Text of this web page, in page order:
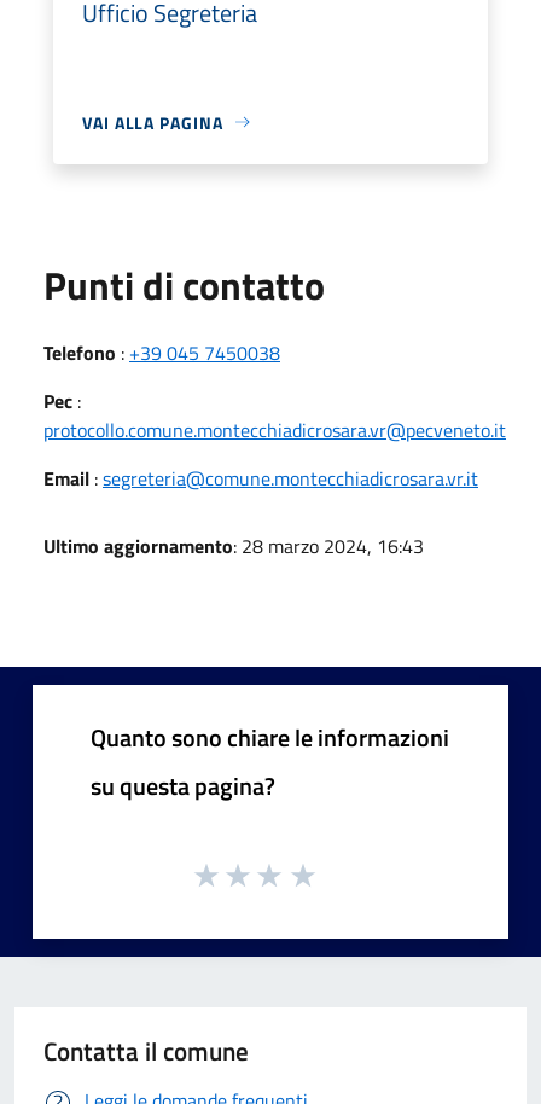
Ufficio Segreteria
VAI ALLA PAGINA
Punti di contatto
Telefono : +39 045 7450038
Pec :
protocollo.comune.montecchiadicrosara.vr@pecveneto.it
Email :segreteria@comune.montecchiadicrosara.vr.it
Ultimo aggiornamento: 28 marzo 2024, 16:43
Quanto sono chiare le informazioni
su questa pagina?
Contatta il comune